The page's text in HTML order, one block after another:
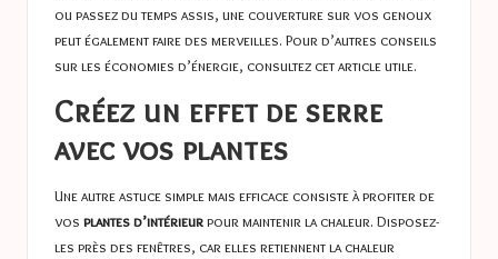
ou passez du temps assis, une couverture sur vos genoux
peut également faire des merveilles. Pour d’autres conseils
sur les économies d’énergie, consultez cetarticle utile.
Créez un effet de serre
avec vos plantes
Une autre astuce simple mais efficace consiste à profiter de
vos plantes d’intérieurpour maintenir la chaleur. Disposez-
les près des fenêtres, car elles retiennent la chaleur